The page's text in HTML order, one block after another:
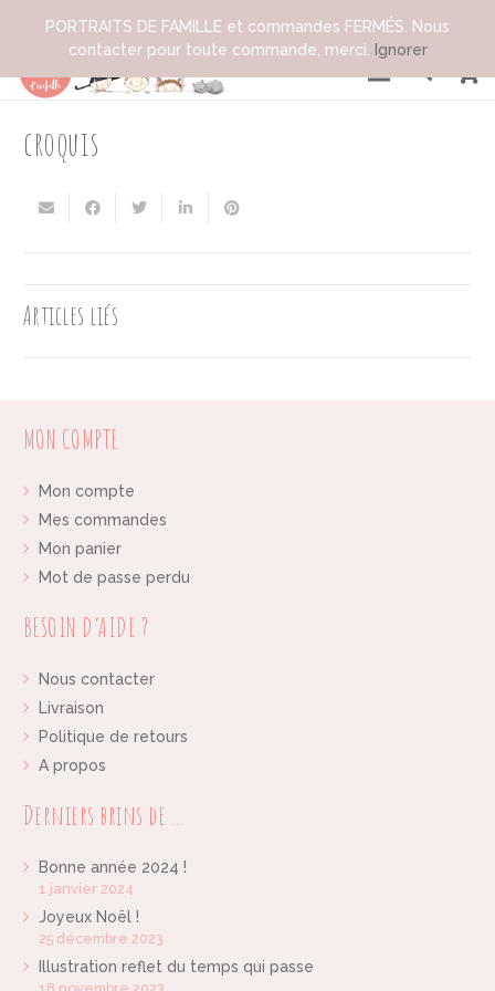
croquis
Articles liés
MON COMPTE
Mon compte
Mes commandes
Mon panier
Mot de passe perdu
BESOIN D’AIDE ?
Nous contacter
Livraison
Politique de retours
A propos
Derniers brins de …
Bonne année 2024 !
1 janvier 2024
Joyeux Noël !
25 décembre 2023
Illustration reflet du temps qui passe
PORTRAITS DE FAMILLE et commandes FERMÉS. Nous
contacter pour toute commande, merci.
Ignorer